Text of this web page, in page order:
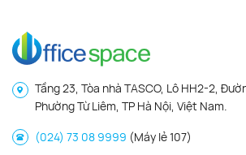
Tầng 23, Tòa nhà TASCO, Lô HH2-2,
Phường Từ Liêm, TP Hà Nội, Việt Nam.
(024) 73 08 9999 (Máy lẻ 107)